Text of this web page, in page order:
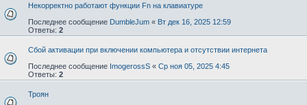
Некорректно работают функции Fn на клавиатуре
Последнее сообщение DumbleJum « Вт дек 16, 2025 12:59
Ответы: 2
Сбой активации при включении компьютера и отсутствии интернета
Последнее сообщение ImogerossS « Ср ноя 05, 2025 4:45
Ответы: 2
Троян